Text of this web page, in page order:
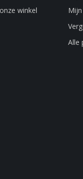
winkel
Alle